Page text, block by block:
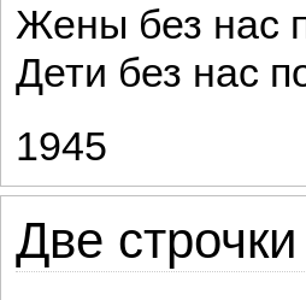
Жены без нас
Дети без нас
1945
Две строчки